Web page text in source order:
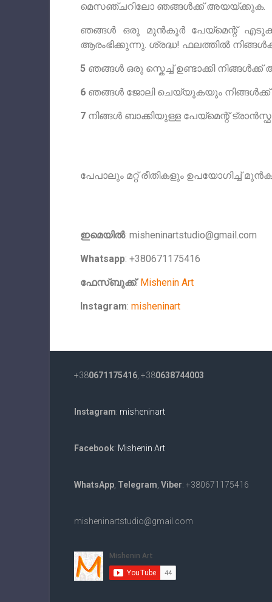
മെസഞ്ചറിലോ ഞങ്ങൾക്ക് അയയ്‌ക്കുക.
ഞങ്ങൾ ഒരു മുൻകൂർ പേയ്മെന്റ്
ആരംഭിക്കുന്നു. ശ്രദ്ധ! ഫലത്തിൽ
5 ഞങ്ങൾ ഒരു സ്കെച്ച് ഉണ്ടാക്കി
6 ഞങ്ങൾ ജോലി ചെയ്യുകയും
7 നിങ്ങൾ ബാക്കിയുള്ള പേയ്‌മെന്റ്
പേപാലും മറ്റ് രീതികളും ഉപയോഗിച്ച്
ഇമെയിൽ: misheninartstudio@gmail.com
Whatsapp: +380671175416
ഫേസ്ബുക്ക്: Mishenin Art
Instagram: misheninart
+380671175416 , +380638744003
Instagram: misheninart
Facebook: Mishenin Art
WhatsApp Telegram Viber: +380671175416
misheninartstudio@gmail.com